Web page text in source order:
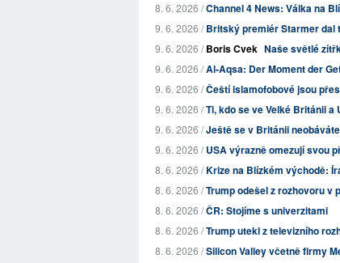
8. 6. 2026 /Channel 4 News: Válka na
9. 6. 2026 /Britský premiér Starmer dal
9. 6. 2026 /Boris Cvek Naše světlé
9. 6. 2026 /Al-Aqsa: Der Moment der
9. 6. 2026 /Čeští islamofobové jsou
9. 6. 2026 /Ti, kdo se ve Velké Británii a
9. 6. 2026 /Ještě se v Británii
9. 6. 2026 /USA výrazně omezují svou
8. 6. 2026 /Krize na Blízkém východě:
8. 6. 2026 /Trump odešel z rozhovoru v
8. 6. 2026 /ČR: Stojíme s univerzitami
8. 6. 2026 /Trump utekl z televizního
8. 6. 2026 /Silicon Valley včetně firmy